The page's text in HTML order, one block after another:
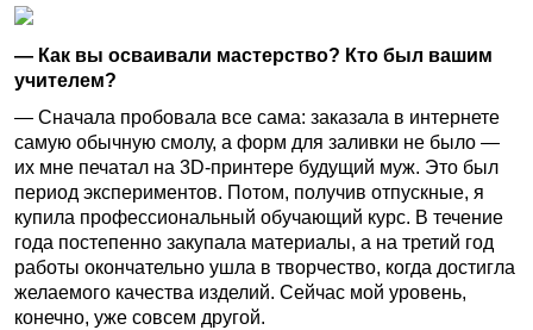
— Как вы осваивали мастерство? Кто был вашим
учителем?
— Сначала пробовала все сама: заказала в интернете
самую обычную смолу, а форм для заливки не было —
их мне печатал на 3D-принтере будущий муж. Это был
период экспериментов. Потом, получив отпускные, я
купила профессиональный обучающий курс. В течение
года постепенно закупала материалы, а на третий год
работы окончательно ушла в творчество, когда достигла
желаемого качества изделий. Сейчас мой уровень,
конечно, уже совсем другой.